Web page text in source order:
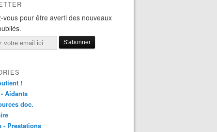
vous pour être averti des nouveaux
!
Aidants
doc.
- Prestations